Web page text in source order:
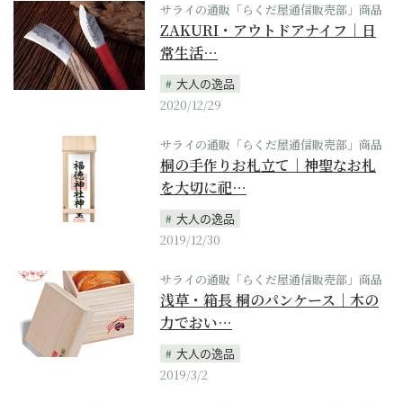
サライの通販「らくだ屋通信販売部」商品
ZAKURI・アウトドアナイフ｜日
常生活…
大人の逸品
2020/12/29
サライの通販「らくだ屋通信販売部」商品
桐の手作りお札立て｜神聖なお札
を大切に祀…
大人の逸品
2019/12/30
サライの通販「らくだ屋通信販売部」商品
浅草・箱長 桐のパンケース｜木の
力でおい…
大人の逸品
2019/3/2